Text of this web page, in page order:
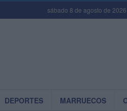
sábado 8 de agosto de 2026
DEPORTES MARRUECOS